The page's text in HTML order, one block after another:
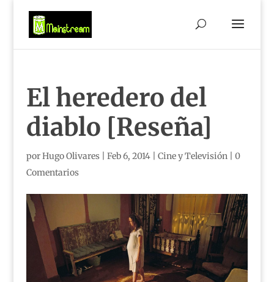
El heredero del
diablo [Reseña]
porHugo Olivares| Feb 6, 2014| Cine y Televisión| 0
Comentarios